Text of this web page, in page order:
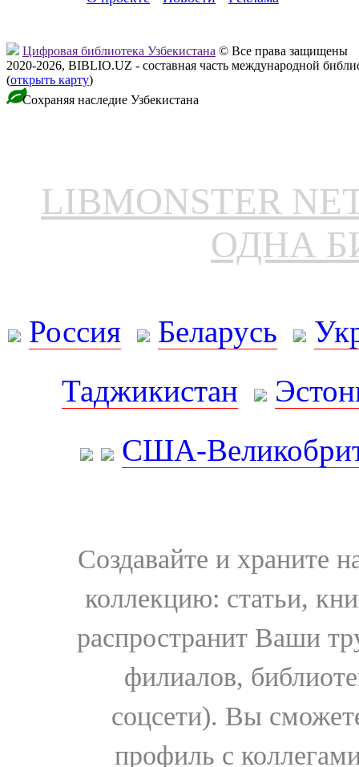
Цифровая библиотека Узбекистана © Все права защищены
2020-2026, BIBLIO.UZ - составная часть международной
(открыть карту)
Сохраняя наследие Узбекистана
LIBMONSTER
ОДНА
Россия Беларусь
Таджикистан
США-
Создавайте и храните
коллекцию: статьи,
распространит Ваши
филиалов,
соцсети). Вы
профиль с